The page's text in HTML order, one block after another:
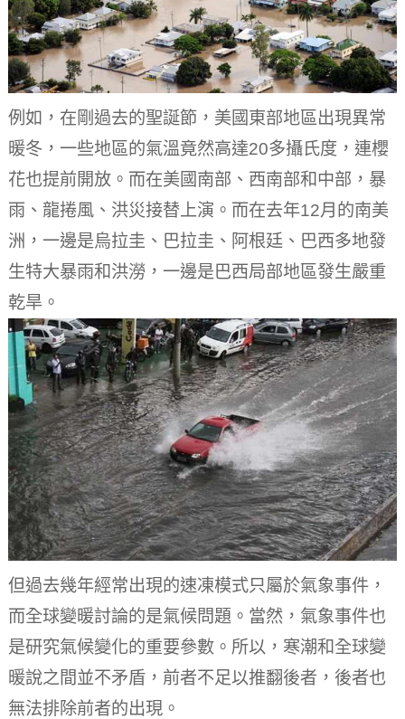
例如，在剛過去的聖誕節，美國東部地區出現異常
暖冬，一些地區的氣溫竟然高達20多攝氏度，連櫻
花也提前開放。而在美國南部、西南部和中部，暴
雨、龍捲風、洪災接替上演。而在去年12月的南美
洲，一邊是烏拉圭、巴拉圭、阿根廷、巴西多地發
生特大暴雨和洪澇，一邊是巴西局部地區發生嚴重
乾旱。
但過去幾年經常出現的速凍模式只屬於氣象事件，
而全球變暖討論的是氣候問題。當然，氣象事件也
是研究氣候變化的重要參數。所以，寒潮和全球變
暖說之間並不矛盾，前者不足以推翻後者，後者也
無法排除前者的出現。